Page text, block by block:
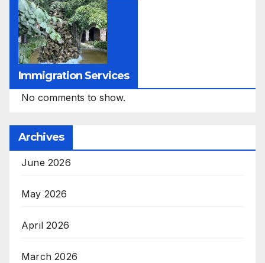
Immigration Services
No comments to show.
Archives
June 2026
May 2026
April 2026
March 2026